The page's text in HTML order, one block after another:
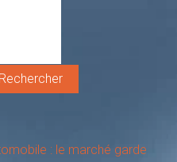
Rechercher
: le marché garde